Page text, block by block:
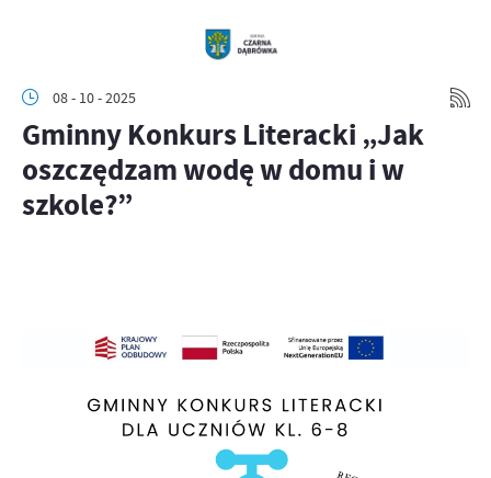
08 - 10 - 2025
Gminny Konkurs Literacki „Jak
oszczędzam wodę w domu i w
szkole?”